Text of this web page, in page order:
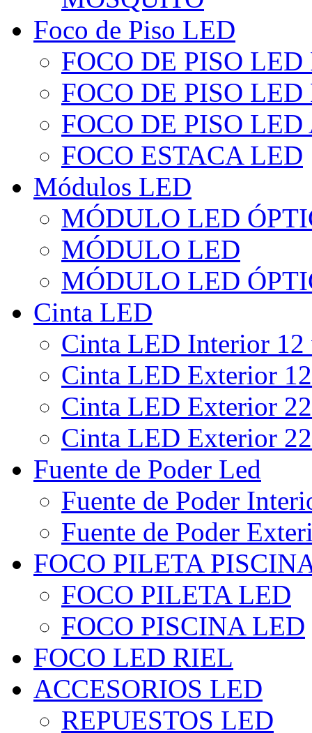
Foco de Piso LED
FOCO DE PISO
FOCO DE PISO
FOCO DE PISO
FOCO ESTACA LED
Módulos LED
MÓDULO LED
MÓDULO LED
MÓDULO LED
Cinta LED
Cinta LED Interior
Cinta LED Exterior
Cinta LED Exterior
Cinta LED Exterior
Fuente de Poder Led
Fuente de Poder
Fuente de Poder
FOCO PILETA
FOCO PILETA LED
FOCO PISCINA LED
FOCO LED RIEL
ACCESORIOS LED
REPUESTOS LED